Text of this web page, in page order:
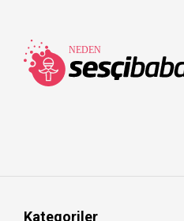
Kategoriler